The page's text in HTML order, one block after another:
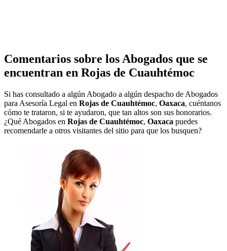
Comentarios sobre los Abogados que se
encuentran en Rojas de Cuauhtémoc
Si has consultado a algún Abogado a algún despacho de Abogados
para Asesoría Legal en Rojas de Cuauhtémoc, Oaxaca, cuéntanos
cómo te trataron, si te ayudaron, que tan altos son sus honorarios.
¿Qué Abogados en Rojas de Cuauhtémoc, Oaxaca puedes
recomendarle a otros visitantes del sitio para que los busquen?